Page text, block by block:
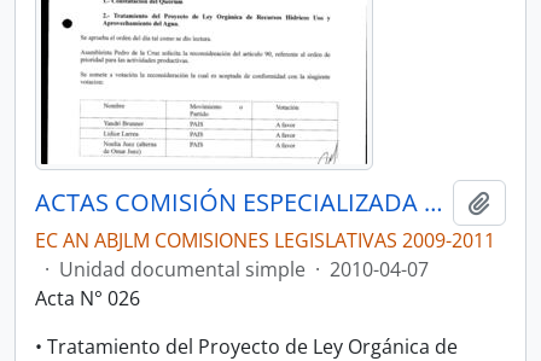
ACTAS COMISIÓN ESPECIALIZADA DE SOBERANÍA ALIMENTARIA, DESARROLLO DEL SECTOR AGROPECUARIO Y PESQUERO.
EC AN ABJLM COMISIONES LEGISLATIVAS 2009-2011
· Unidad documental simple · 2010-04-07
Acta N° 026
• Tratamiento del Proyecto de Ley Orgánica de